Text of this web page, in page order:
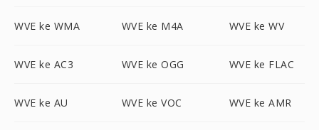
WVE ke WMA WVE ke M4A WVE ke WV
WVE ke AC3 WVE ke OGG WVE ke FLAC
WVE ke AU WVE ke VOC WVE ke AMR